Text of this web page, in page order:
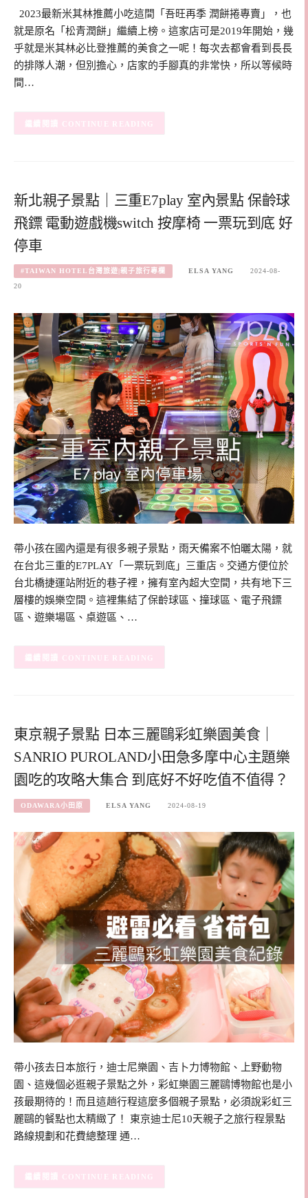
2023最新米其林推薦小吃這間「吾旺再季 潤餅捲專賣」，也
就是原名「松青潤餅」繼續上榜。這家店可是2019年開始，幾
乎就是米其林必比登推薦的美食之一呢！每次去都會看到長長
的排隊人潮，但別擔心，店家的手腳真的非常快，所以等候時
間…
CONTINUE READING
新北親子景點｜三重E7play 室內景點 保齡球
飛鏢 電動遊戲機switch 按摩椅 一票玩到底 好
停車
#TAIWAN HOTEL台灣旅遊|親子旅行專欄 ELSA YANG
2024-08-
20
帶小孩在國內還是有很多親子景點，雨天備案不怕曬太陽，就
在台北三重的E7PLAY「一票玩到底」三重店。交通方便位於
台北橋捷運站附近的巷子裡，擁有室內超大空間，共有地下三
層樓的娛樂空間。這裡集結了保齡球區、撞球區、電子飛鏢
區、遊樂場區、桌遊區、…
CONTINUE READING
東京親子景點 日本三麗鷗彩虹樂園美食｜
SANRIO PUROLAND小田急多摩中心主題樂
園吃的攻略大集合 到底好不好吃值不值得？
ODAWARA小田原 ELSA YANG 2024-08-19
帶小孩去日本旅行，迪士尼樂園、吉卜力博物館、上野動物
園、這幾個必逛親子景點之外，彩虹樂園三麗鷗博物館也是小
孩最期待的！而且這趟行程這麼多個親子景點，必須說彩虹三
麗鷗的餐點也太精緻了！ 東京迪士尼10天親子之旅行程景點
路線規劃和花費總整理 通…
CONTINUE READING